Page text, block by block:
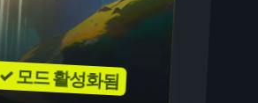
✓ 모드 활성화됨